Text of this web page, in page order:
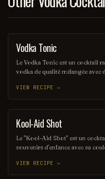
COCKTAIL
Vodka Tonic
Le Vodka Tonic est un cocktail
vodka de qualité mélangée avec
pour ceux qui recherchent une
pour toute occasion, ce
son goût équilibré.
VIEW RECIPE →
SHOT
Kool-Aid Shot
Le "Kool-Aid Shot" est un
souvenirs d'enfance avec sa
Aid, ce shot rafraîchissant est
entre amis. Sa simplicité et son
VIEW RECIPE →